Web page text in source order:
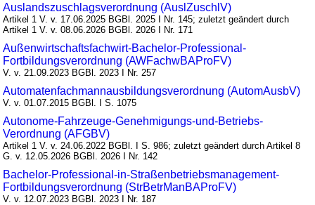
Auslandszuschlagsverordnung (AuslZuschlV)
Artikel 1 V. v. 17.06.2025 BGBl. 2025 I Nr. 145; zuletzt geändert durch
Artikel 1 V. v. 08.06.2026 BGBl. 2026 I Nr. 171
Außenwirtschaftsfachwirt-Bachelor-Professional-
Fortbildungsverordnung (AWFachwBAProFV)
V. v. 21.09.2023 BGBl. 2023 I Nr. 257
Automatenfachmannausbildungsverordnung (AutomAusbV)
V. v. 01.07.2015 BGBl. I S. 1075
Autonome-Fahrzeuge-Genehmigungs-und-Betriebs-
Verordnung (AFGBV)
Artikel 1 V. v. 24.06.2022 BGBl. I S. 986; zuletzt geändert durch Artikel 8
G. v. 12.05.2026 BGBl. 2026 I Nr. 142
Bachelor-Professional-in-Straßenbetriebsmanagement-
Fortbildungsverordnung (StrBetrManBAProFV)
V. v. 12.07.2023 BGBl. 2023 I Nr. 187